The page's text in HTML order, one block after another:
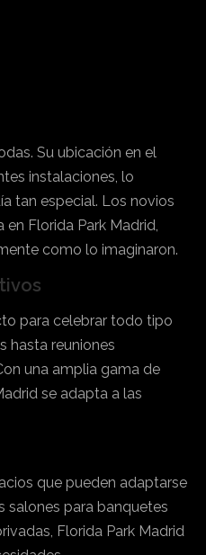
Su ubicación en el
instalaciones, lo
tan especial. Los novios
Florida Park Madrid,
como lo imaginaron.
para celebrar todo tipo
hasta reuniones
una amplia gama de
se adapta a las
que pueden adaptarse
salones para banquetes
Florida Park Madrid